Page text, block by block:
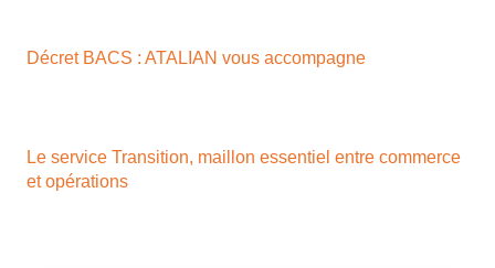
Décret BACS : ATALIAN vous accompagne
Le service Transition, maillon essentiel entre commerce
et opérations